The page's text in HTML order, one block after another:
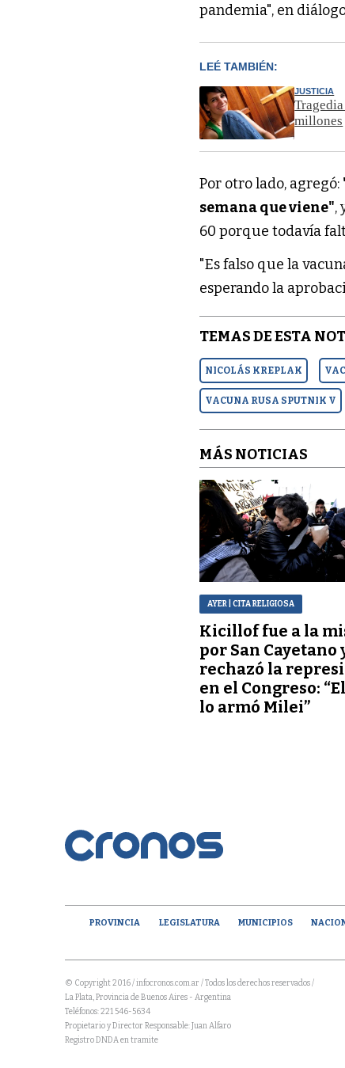
pandemia", en
LEÉ TAMBIÉN:
JUSTICIA
millones
Por otro lado, agregó:
semana que viene",
60 porque todavía
"Es falso que la
esperando la
TEMAS DE ESTA
NICOLÁS KREPLAK
VACUNA RUSA SPUTNIK V
MÁS NOTICIAS
AYER | CITA RELIGIOSA
Kicillof fue a la
por San Cayetano
rechazó la
en el Congreso:
lo armó Milei”
PROVINCIA LEGISLATURA MUNICIPIOS
© Copyright 2016 / infocronos.com.ar / Todos los derechos reservados /
La Plata, Provincia de Buenos Aires - Argentina
Teléfonos: 221 546-5634
Propietario y Director Responsable: Juan Alfaro
Registro DNDA en tramite